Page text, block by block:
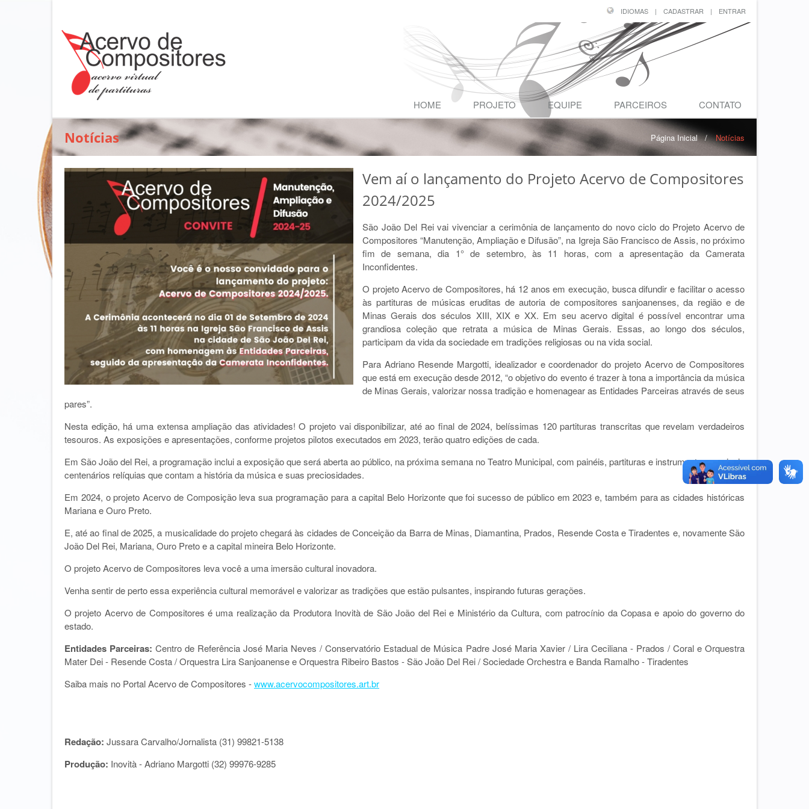
IDIOMAS | CADASTRAR | ENTRAR
HOME PROJETO EQUIPE PARCEIROS CONTATO
Notícias Página Inicial / Notícias
Vem aí o lançamento do Projeto Acervo de Compositores
2024/2025
São João Del Rei vai vivenciar a cerimônia de lançamento do novo ciclo do Projeto Acervo de
Compositores “Manutenção, Ampliação e Difusão”, na Igreja São Francisco de Assis, no próximo
fim de semana, dia 1° de setembro, às 11 horas, com a apresentação da Camerata
Inconfidentes.
O projeto Acervo de Compositores, há 12 anos em execução, busca difundir e facilitar o acesso
às partituras de músicas eruditas de autoria de compositores sanjoanenses, da região e de
Minas Gerais dos séculos XIII, XIX e XX. Em seu acervo digital é possível encontrar uma
grandiosa coleção que retrata a música de Minas Gerais. Essas, ao longo dos séculos,
participam da vida da sociedade em tradições religiosas ou na vida social.
Para Adriano Resende Margotti, idealizador e coordenador do projeto Acervo de Compositores
que está em execução desde 2012, “o objetivo do evento é trazer à tona a importância da música
de Minas Gerais, valorizar nossa tradição e homenagear as Entidades Parceiras através de seus
pares”.
Nesta edição, há uma extensa ampliação das atividades! O projeto vai disponibilizar, até ao final de 2024, belíssimas 120 partituras transcritas que revelam verdadeiros
tesouros. As exposições e apresentações, conforme projetos pilotos executados em 2023, terão quatro edições de cada.
Em São João del Rei, a programação inclui a exposição que será aberta ao público, na próxima semana no Teatro Municipal, com painéis, partituras e instrumentos musicais
centenários relíquias que contam a história da música e suas preciosidades.
Em 2024, o projeto Acervo de Composição leva sua programação para a capital Belo Horizonte que foi sucesso de público em 2023 e, também para as cidades históricas
Mariana e Ouro Preto.
E, até ao final de 2025, a musicalidade do projeto chegará às cidades de Conceição da Barra de Minas, Diamantina, Prados, Resende Costa e Tiradentes e, novamente São
João Del Rei, Mariana, Ouro Preto e a capital mineira Belo Horizonte.
O projeto Acervo de Compositores leva você a uma imersão cultural inovadora.
Venha sentir de perto essa experiência cultural memorável e valorizar as tradições que estão pulsantes, inspirando futuras gerações.
O projeto Acervo de Compositores é uma realização da Produtora Inovità de São João del Rei e Ministério da Cultura, com patrocínio da Copasa e apoio do governo do
estado.
Entidades Parceiras:Centro de Referência José Maria Neves / Conservatório Estadual de Música Padre José Maria Xavier / Lira Ceciliana - Prados / Coral e Orquestra
Mater Dei - Resende Costa /Orquestra Lira Sanjoanense e Orquestra Ribeiro Bastos - São João Del Rei / Sociedade Orchestra e Banda Ramalho - Tiradentes
Saiba mais no Portal Acervo de Compositores -www.acervocompositores.art.br
Redação: Jussara Carvalho/Jornalista (31) 99821-5138
Produção: Inovità - Adriano Margotti (32) 99976-9285